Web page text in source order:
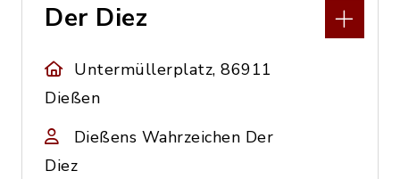
Der Diez
Untermüllerplatz, 86911
Dießen
Dießens Wahrzeichen Der
Diez